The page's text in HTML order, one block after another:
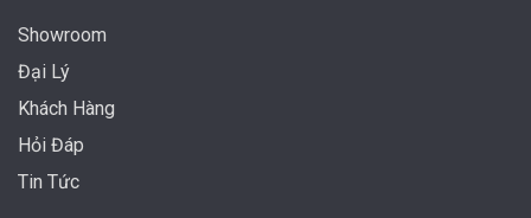
Showroom
Đại Lý
Khách Hàng
Hỏi Đáp
Tin Tức